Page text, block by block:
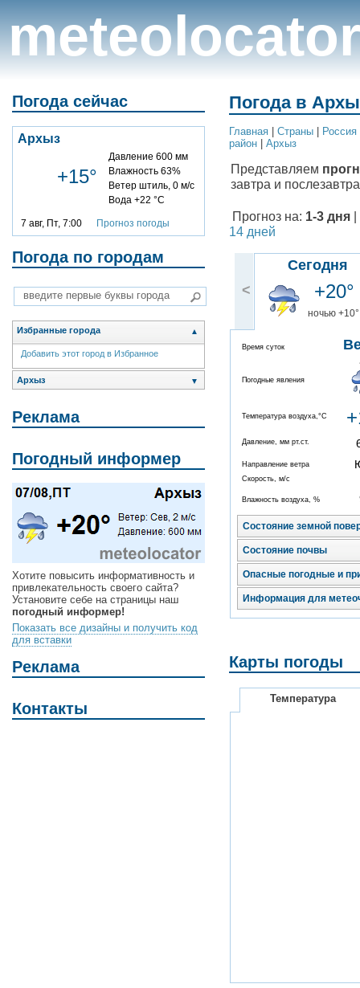
meteolocator
Погода сейчас
Архыз
+15°
Давление 600 мм
Влажность 63%
Ветер штиль, 0 м/с
Вода +22 °C
7 авг, Пт, 7:00 Прогноз погоды
Погода по городам
Избранные города ▲
Добавить этот город в Избранное
Архыз ▼
Реклама
Погодный информер
Хотите повысить информативность и
привлекательность своего сайта?
Установите себе на страницы наш
погодный информер!
Показать все дизайны и получить код
для вставки
Реклама
Контакты
Погода в
Главная Cтраны Россия
район
Архыз
Представляем
завтра и
Прогноз на: 1-3 дня
14 дней
<
Сегодня
+20°
ночью +10°
Время суток
Погодные явления
Температура воздуха,°C
Давление, мм рт.ст.
Направление ветра
Скорость, м/с
Влажность воздуха, %
Состояние земной
Состояние почвы
Опасные погодные и
Информация для
Карты погоды
Температура